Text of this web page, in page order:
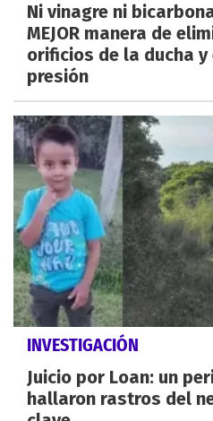
Ni vinagre ni
MEJOR manera de
orificios de la ducha y
presión
INVESTIGACIÓN
Juicio por Loan: un
hallaron rastros del